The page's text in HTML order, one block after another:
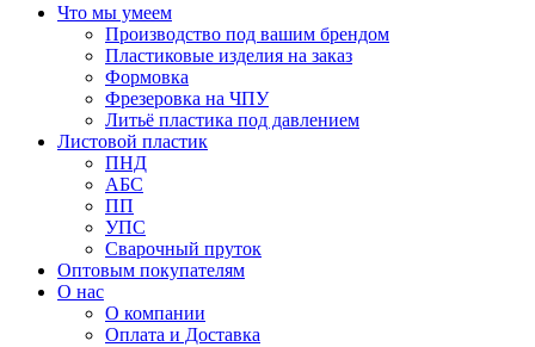
Что мы умеем
Производство под вашим брендом
Пластиковые изделия на заказ
Формовка
Фрезеровка на ЧПУ
Литьё пластика под давлением
Листовой пластик
ПНД
АБС
ПП
УПС
Сварочный пруток
Оптовым покупателям
О нас
О компании
Оплата и Доставка